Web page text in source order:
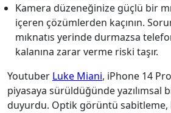
Kamera düzeneğinize güçlü bir
içeren çözümlerden kaçının.
mıknatıs yerinde durmazsa
kalanına zarar verme riski taşır.
Youtuber Luke Miani, iPhone 14
piyasaya sürüldüğünde yazılımsal
duyurdu. Optik görüntü sabitleme,